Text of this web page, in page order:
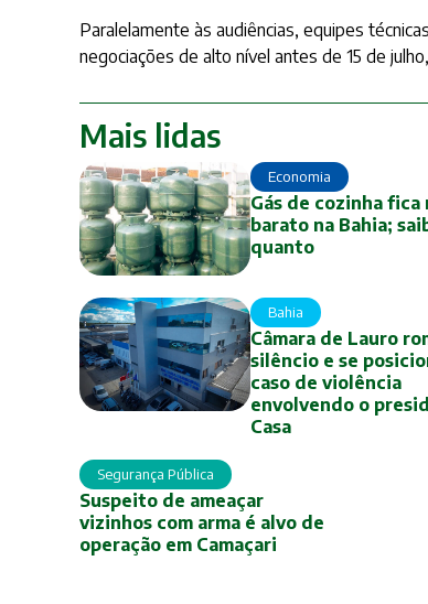
Paralelamente às audiências, equipes
negociações de alto nível antes de 15 de
Mais lidas
Economia
Gás de cozinha fica
barato na Bahia;
quanto
Bahia
Câmara de Lauro
silêncio e se
caso de violência
envolvendo o
Casa
Segurança Pública
Suspeito de ameaçar
vizinhos com arma é alvo de
operação em Camaçari